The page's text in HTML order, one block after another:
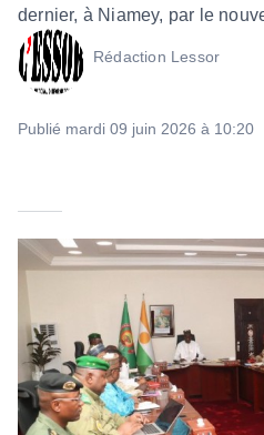
dernier, à Niamey, par le
Rédaction Lessor
Publié mardi 09 juin 2026 à 10:20